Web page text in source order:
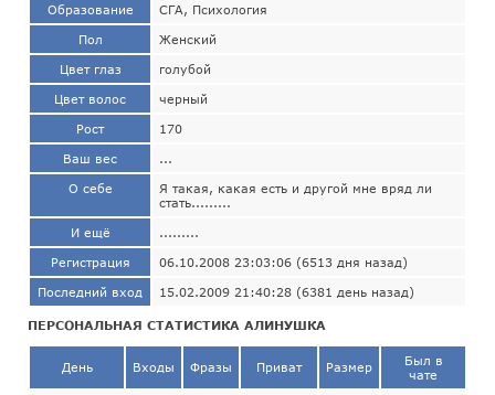
Образование СГА, Психология
Пол Женский
Цвет глаз голубой
Цвет волос черный
Рост 170
Ваш вес
О себе
Я такая, какая есть и другой мне вряд ли
стать.........
И ещё
Регистрация 06.10.2008 23:03:06 (6513 дня назад)
Последний вход 15.02.2009 21:40:28 (6381 день назад)
ПЕРСОНАЛЬНАЯ СТАТИСТИКА АЛИНУШКА
День Входы Фразы Приват Размер
Был в
чате